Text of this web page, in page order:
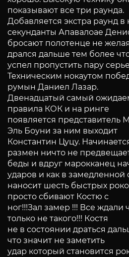
показывают все три раунда.
Добавляется экстра раунд в
секунданты Апавалоае
бросают полотенце не
дрался дальше тем более
успел пропустить пару
Техническим нокаутом
румын Даниел Лазар.
Двенадцатый самый
правила КОК и на ринге
появляется представитель
Эль Боуни за ним выходит
Константин Цуцу.
размен ничто не
беды и вдруг марокканец
ударов и как в замедленной
наносит шесть быстрых
просто сбивают Костю с
ног!!!Зал замер !!! Все ждали
только не такого!!! Костя
не в состоянии драться
что значит не заметить
удар который становится